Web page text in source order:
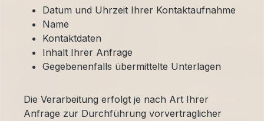
Datum und Uhrzeit Ihrer Kontaktaufnahme
Name
Kontaktdaten
Inhalt Ihrer Anfrage
Gegebenenfalls übermittelte Unterlagen
Die Verarbeitung erfolgt je nach Art Ihrer
Anfrage zur Durchführung vorvertraglicher